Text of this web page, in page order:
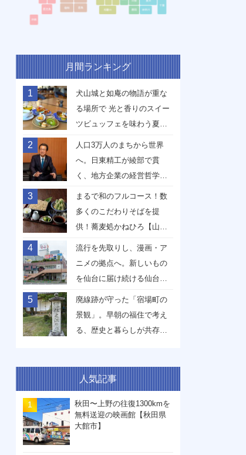
月間ランキング
1
犬山城と如庵の物語が重な
る場所で 光と香りのスイー
ツビュッフェを味わう夏
2
人口3万人のまちから世界
へ。日東精工が綾部で貫
く、地方企業の経営哲学
【京都府綾部市】
3
まるで和のフルコース！数
多くのこだわりそばを提
供！蕎麦処かねひろ【山形
県山形市】
4
流行を先取りし、漫画・ア
ニメの拠点へ。新しいもの
を仙台に届け続ける仙台駅
前イービーンズ【宮城県仙
台市】
5
廃線跡が守った「宿場町の
景観」。早朝の福住で考え
る、歴史と暮らしが共存す
人気記事
秋田〜上野の往復1300kmを
無料送迎の映画館【秋田県
大館市】